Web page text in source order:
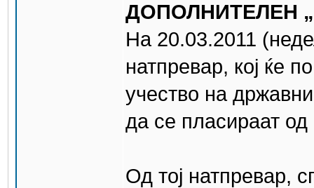
ДОПОЛНИТЕЛЕН
На 20.03.2011
натпревар, кој ќе
учество на
да се пласираат од
Од тој натпревар,